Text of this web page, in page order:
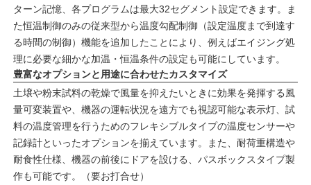
ターン記憶、各プログラムは最大32セグメント設定できます。ま
た恒温制御のみの従来型から温度勾配制御（設定温度まで到達す
る時間の制御）機能を追加したことにより、例えばエイジング処
理に必要な細かな加温・恒温条件の設定も可能にしています。
豊富なオプションと用途に合わせたカスタマイズ
土壌や粉末試料の乾燥で風量を抑えたいときに効果を発揮する風
量可変装置や、機器の運転状況を遠方でも視認可能な表示灯、試
料の温度管理を行うためのフレキシブルタイプの温度センサーや
記録計といったオプションを揃えています。また、耐荷重構造や
耐食性仕様、機器の前後にドアを設ける、パスボックスタイプ製
作も可能です。（要お打合せ）